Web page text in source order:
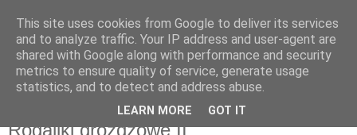
wtorek, 18 maja 2010
Rogaliki drożdżowe II
This site uses cookies from Google to deliver its services
and to analyze traffic. Your IP address and user-agent are
shared with Google along with performance and security
metrics to ensure quality of service, generate usage
statistics, and to detect and address abuse.
LEARN MORE GOT IT